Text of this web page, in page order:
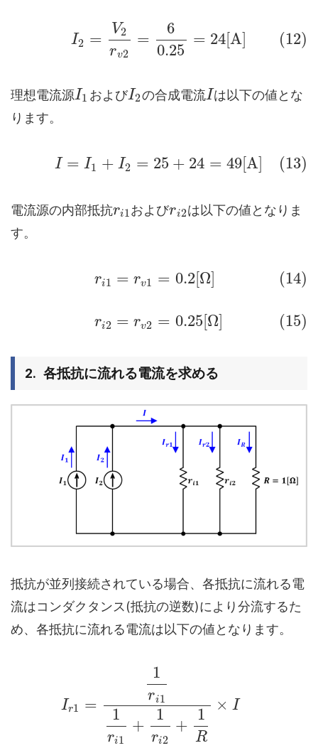
I2 =
V2
rv2
=
6
0.25
= 24[A] (12)
理想電流源I1 およびI2の合成電流Iは以下の値とな
ります。
I = I1 + I2 = 25 + 24 = 49 [A (13)
電流源の内部抵抗ri1およびri2は以下の値となりま
す。
ri1
ri2
=
=
rv1 = 0.2[ Ω]
rv2 = 0.25[ Ω]
(14)
(15)
各抵抗に流れる電流を求める
抵抗が並列接続されている場合、各抵抗に流れる電
流はコンダクタンス(抵抗の逆数)により分流するた
め、各抵抗に流れる電流は以下の値となります。
Ir1 =
1
ri1
1
ri1
+
1
ri2
+
1
R
× I